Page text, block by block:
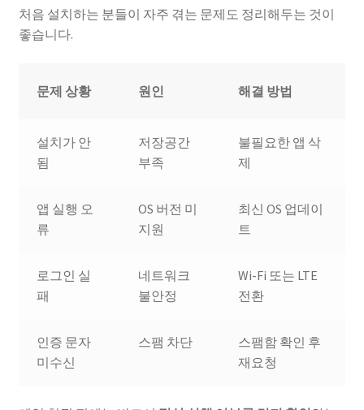
처음 설치하는 분들이 자주 겪는 문제도 정리해두는 것이
좋습니다.
문제 상황 원인 해결 방법
설치가 안
됨
저장공간
부족
불필요한 앱 삭
제
앱 실행 오
류
OS 버전 미
지원
최신 OS 업데이
트
로그인 실
패
네트워크
불안정
Wi-Fi 또는 LTE
전환
인증 문자
미수신
스팸 차단
스팸함 확인 후
재요청